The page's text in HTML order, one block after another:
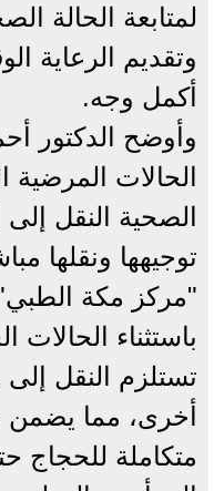
لمتابعة الحالة
وتقديم الرعاية
أكمل وجه.
وأوضح الدكتور
الحالات
الصحية النقل
توجيهها ونقلها
"مركز مكة الطبي"
باستثناء الحالات
تستلزم النقل
أخرى، مما يضمن
متكاملة للحجاج